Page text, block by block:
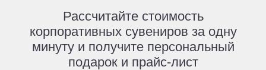
Рассчитайте стоимость
корпоративных сувениров за одну
минуту и получите персональный
подарок и прайс-лист